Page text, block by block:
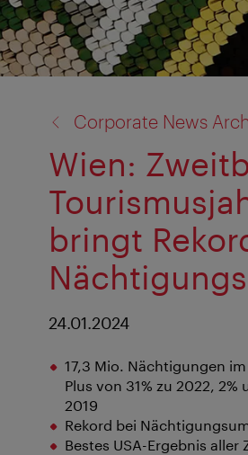
Corporate News
Wien:
bringt
24.01.2024
17,3 Mio. Nächtigungen
Plus von 31% zu 2022, 2%
2019
Rekord bei
Bestes USA-Ergebnis aller